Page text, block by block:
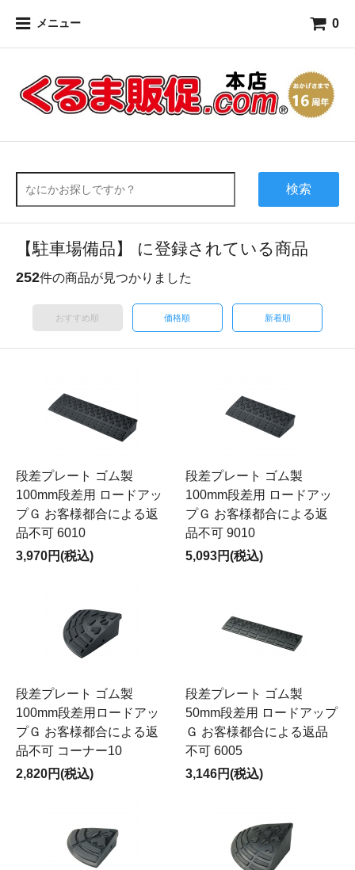
メニュー 0
検索
【駐車場備品】 に登録されている商品
252件の商品が見つかりました
おすすめ順 価格順 新着順
段差プレート ゴム製
100mm段差用 ロードアッ
プＧ お客様都合による返
品不可 6010
3,970円(税込)
段差プレート ゴム製
100mm段差用 ロードアッ
プＧ お客様都合による返
品不可 9010
5,093円(税込)
段差プレート ゴム製
100mm段差用ロードアッ
プＧ お客様都合による返
品不可 コーナー10
2,820円(税込)
段差プレート ゴム製
50mm段差用 ロードアップ
Ｇ お客様都合による返品
不可 6005
3,146円(税込)